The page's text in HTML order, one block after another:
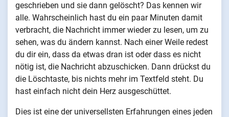
geschrieben und sie dann gelöscht? Das kennen wir
alle. Wahrscheinlich hast du ein paar Minuten damit
verbracht, die Nachricht immer wieder zu lesen, um zu
sehen, was du ändern kannst. Nach einer Weile redest
du dir ein, dass da etwas dran ist oder dass es nicht
nötig ist, die Nachricht abzuschicken. Dann drückst du
die Löschtaste, bis nichts mehr im Textfeld steht. Du
hast einfach nicht dein Herz ausgeschüttet.
Dies ist eine der universellsten Erfahrungen eines jeden